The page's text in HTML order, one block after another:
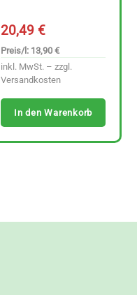
20,49€
Preis/l: 13,90 €
inkl. MwSt. – zzgl.
Versandkosten
In den Warenkorb